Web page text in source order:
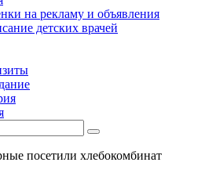
на рекламу и объявления
детских врачей
Поиск